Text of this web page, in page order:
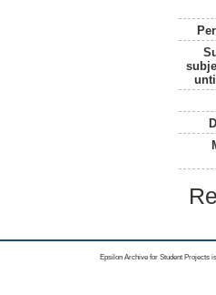
Epsilon Archive for Student Projects is